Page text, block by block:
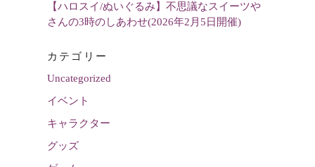
【ハロスイ/ぬいぐるみ】不思議なスイーツや
さんの3時のしあわせ(2026年2月5日開催)
カテゴリー
Uncategorized
イベント
キャラクター
グッズ